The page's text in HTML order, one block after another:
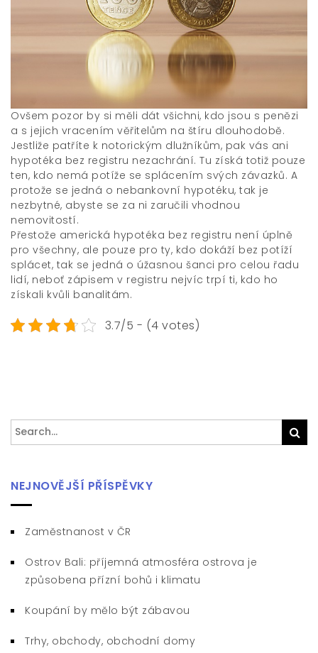
Ovšem pozor by si měli dát všichni, kdo jsou s penězi
a s jejich vracením věřitelům na štíru dlouhodobě.
Jestliže patříte k notorickým dlužníkům, pak vás ani
hypotéka bez registru nezachrání. Tu získá totiž pouze
ten, kdo nemá potíže se splácením svých závazků. A
protože se jedná o nebankovní hypotéku, tak je
nezbytné, abyste se za ni zaručili vhodnou
nemovitostí.
Přestože americká hypotéka bez registru není úplně
pro všechny, ale pouze pro ty, kdo dokáží bez potíží
splácet, tak se jedná o úžasnou šanci pro celou řadu
lidí, neboť zápisem v registru nejvíc trpí ti, kdo ho
získali kvůli banalitám.
3.7/5 - (4 votes)
Search
for:
NEJNOVĚJŠÍ PŘÍSPĚVKY
Zaměstnanost v ČR
Ostrov Bali: příjemná atmosféra ostrova je
způsobena přízní bohů i klimatu
Koupání by mělo být zábavou
Trhy, obchody, obchodní domy